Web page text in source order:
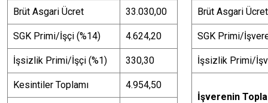
Brüt Asgari Ücret 33.030,00 Brüt Asgari Ücret
SGK Primi/İşçi (%14) 4.624,20 SGK Primi/
İşsizlik Primi/İşçi (%1) 330,30 İşsizlik Primi/
Kesintiler Toplamı
4.954,50
İşverenin